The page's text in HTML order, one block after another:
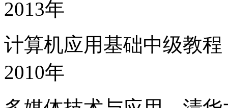
2013年
计算机应用基础中级教
2010年